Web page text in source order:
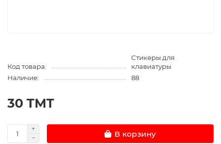
Код товара:
Стикеры для
клавиатуры
Наличие:
88
30 TMT
В корзину